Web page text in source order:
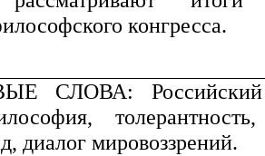
конгресса.
СЛОВА:
толерантность,
диалог мировоззрений.